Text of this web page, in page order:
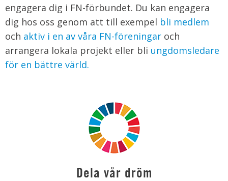
engagera dig i FN-förbundet. Du kan engagera
dig hos oss genom att till exempel bli medlem
och aktiv i en av våra FN-föreningar och
arrangera lokala projekt eller bli ungdomsledare
för en bättre värld.
Dela vår dröm